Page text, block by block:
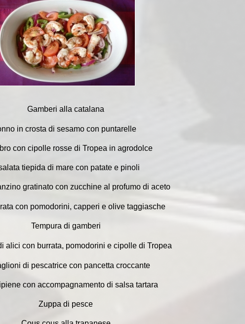
Gamberi alla catalana
in crosta di sesamo con puntarelle
con cipolle rosse di Tropea in agrodolce
tiepida di mare con patate e pinoli
gratinato con zucchine al profumo di aceto
con pomodorini, capperi e olive taggiasche
Tempura di gamberi
alici con burrata, pomodorini e cipolle di Tropea
di pescatrice con pancetta croccante
con accompagnamento di salsa tartara
Zuppa di pesce